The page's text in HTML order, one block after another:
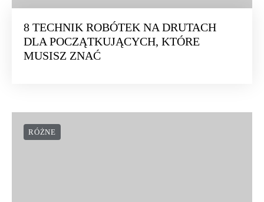
8 TECHNIK ROBÓTEK NA DRUTACH
DLA POCZĄTKUJĄCYCH, KTÓRE
MUSISZ ZNAĆ
RÓŻNE